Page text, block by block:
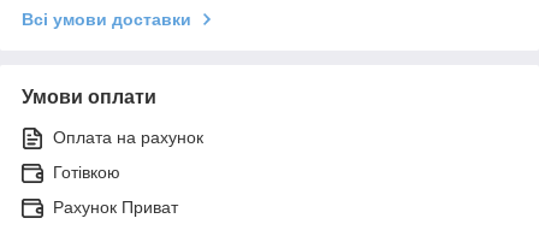
Всі умови доставки
Умови оплати
Оплата на рахунок
Готівкою
Рахунок Приват